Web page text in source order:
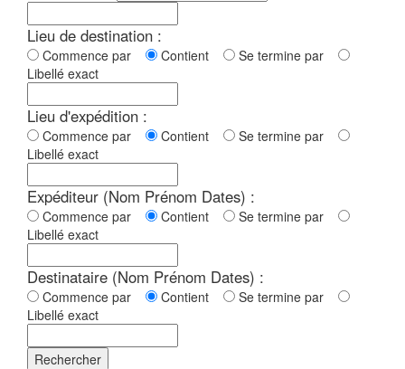
Lieu de destination :
Commence par Contient
Se termine par
Libellé exact
Lieu d'expédition :
Commence par Contient
Se termine par
Libellé exact
Expéditeur (Nom Prénom Dates) :
Commence par Contient
Se termine par
Libellé exact
Destinataire (Nom Prénom Dates) :
Commence par Contient
Se termine par
Libellé exact
Rechercher